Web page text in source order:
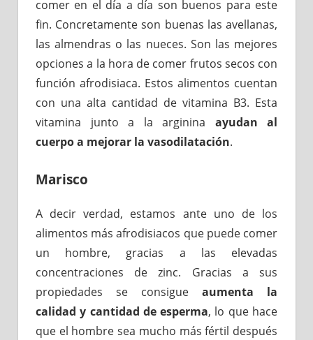
comer en el día a día son buenos para este
fin. Concretamente son buenas las avellanas,
las almendras o las nueces. Son las mejores
opciones a la hora de comer frutos secos con
función afrodisiaca. Estos alimentos cuentan
con una alta cantidad de vitamina B3. Esta
vitamina junto a la arginina ayudan al
cuerpo a mejorar la vasodilatación.
Marisco
A decir verdad, estamos ante uno de los
alimentos más afrodisiacos que puede comer
un hombre, gracias a las elevadas
concentraciones de zinc. Gracias a sus
propiedades se consigue aumenta la
calidad y cantidad de esperma, lo que hace
que el hombre sea mucho más fértil después